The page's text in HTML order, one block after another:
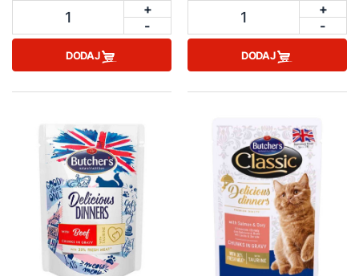
1
+
-
DODAJ
1
+
-
DODAJ